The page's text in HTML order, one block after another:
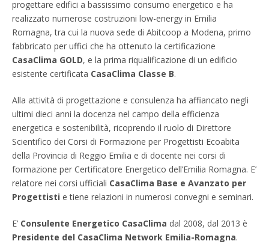
progettare edifici a bassissimo consumo energetico e ha
realizzato numerose costruzioni low-energy in Emilia
Romagna, tra cui la nuova sede di Abitcoop a Modena, primo
fabbricato per uffici che ha ottenuto la certificazione
CasaClima GOLD, e la prima riqualificazione di un edificio
esistente certificata CasaClima Classe B.
Alla attività di progettazione e consulenza ha affiancato negli
ultimi dieci anni la docenza nel campo della efficienza
energetica e sostenibilità, ricoprendo il ruolo di Direttore
Scientifico dei Corsi di Formazione per Progettisti Ecoabita
della Provincia di Reggio Emilia e di docente nei corsi di
formazione per Certificatore Energetico dell’Emilia Romagna. E’
relatore nei corsi ufficiali CasaClima Base e Avanzato per
Progettisti e tiene relazioni in numerosi convegni e seminari.
E’ Consulente Energetico CasaClima dal 2008, dal 2013 è
Presidente del CasaClima Network Emilia-Romagna.